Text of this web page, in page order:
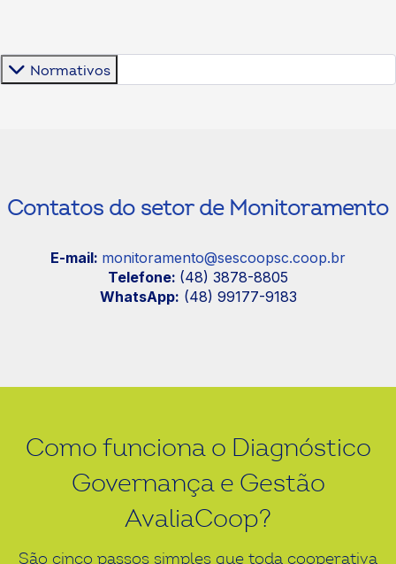
Normativos
Contatos do setor de Monitoramento
E-mail: monitoramento@sescoopsc.coop.br
Telefone: (48) 3878-8805
WhatsApp: (48) 99177-9183
Como funciona o Diagnóstico
Governança e Gestão
AvaliaCoop?
São cinco passos simples que toda cooperativa